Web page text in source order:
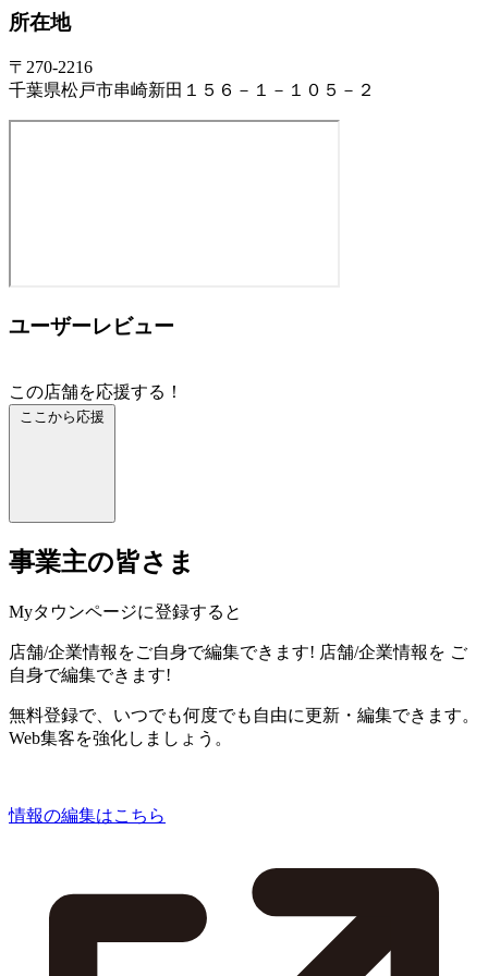
所在地
〒270-2216
千葉県松戸市串崎新田１５６－１－１０５－２
ユーザーレビュー
この店舗を応援する！
ここから応援
事業主の皆さま
Myタウンページに登録すると
店舗/企業情報をご自身で編集できます! 店舗/企業情報を ご
自身で編集できます!
無料登録で、いつでも何度でも自由に更新・編集できます。
Web集客を強化しましょう。
情報の編集はこちら